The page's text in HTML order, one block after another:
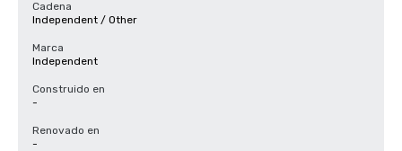
Cadena
Independent / Other
Marca
Independent
Construido en
-
Renovado en
-